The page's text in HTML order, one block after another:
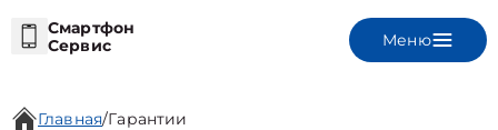
Смартфон
Сервис
Меню
Главная/Гарантии